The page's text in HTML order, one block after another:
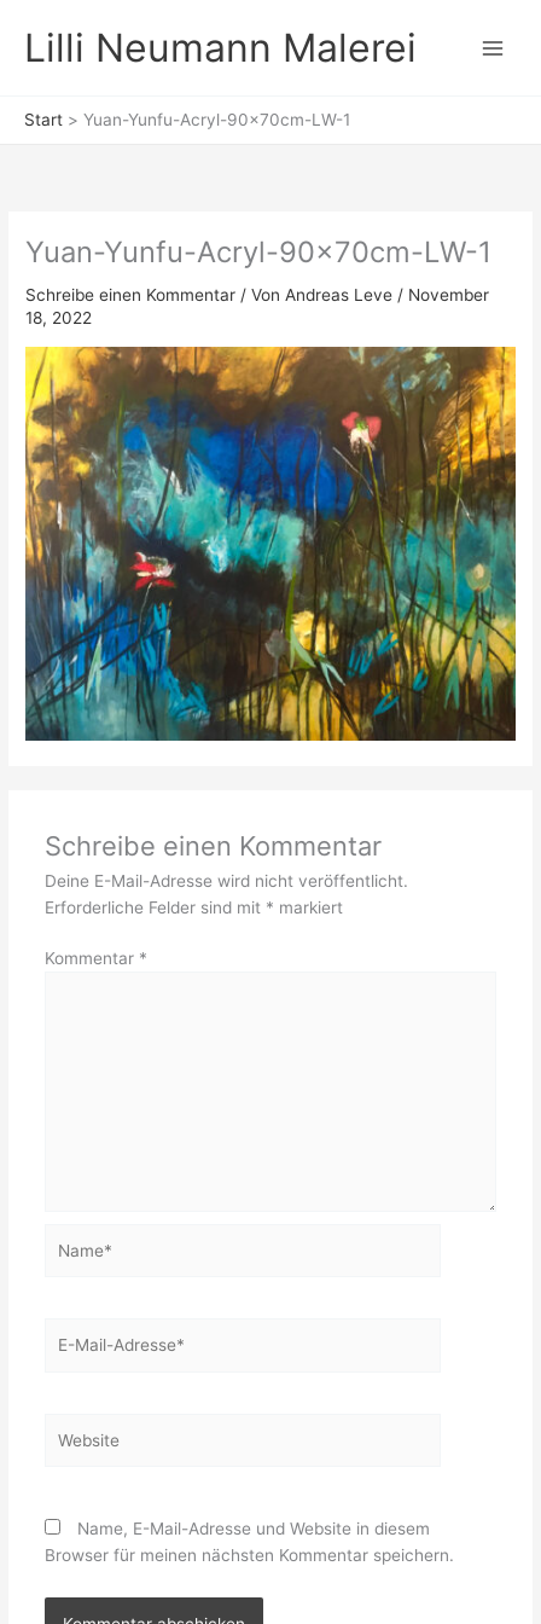
Inhalt
springen
Lilli Neumann Malerei
Start Yuan-Yunfu-Acryl-90x70cm-LW-1
Yuan-Yunfu-Acryl-90x70cm-LW-1
Schreibe einen Kommentar / VonAndreas Leve / November
18, 2022
Schreibe einen Kommentar
Deine E-Mail-Adresse wird nicht veröffentlicht.
Erforderliche Felder sind mit * markiert
Kommentar *
Mail-
Name, E-Mail-Adresse und Website in diesem
Browser für meinen nächsten Kommentar speichern.